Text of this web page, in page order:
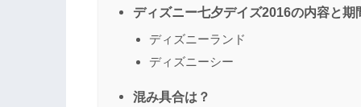
ディズニー七夕デイズ2016の内容と
ディズニーランド
ディズニーシー
混み具合は？